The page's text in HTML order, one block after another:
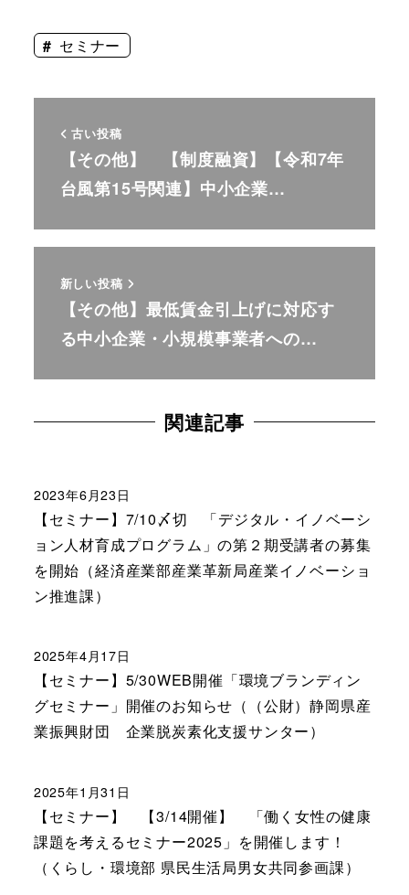
セミナー
古い投稿
【その他】 【制度融資】【令和7年
台風第15号関連】中小企業…
新しい投稿
【その他】最低賃金引上げに対応す
る中小企業・小規模事業者への…
関連記事
【セミナー】7/10〆切 「デジタル・イノベーシ
ョン人材育成プログラム」の第２期受講者の募集
を開始（経済産業部産業革新局産業イノベーショ
ン推進課）
2023年6月23日
【セミナー】5/30WEB開催「環境ブランディン
グセミナー」開催のお知らせ（（公財）静岡県産
業振興財団 企業脱炭素化支援サンター）
2025年4月17日
【セミナー】 【3/14開催】 「働く女性の健康
課題を考えるセミナー2025」を開催します！
（くらし・環境部 県民生活局男女共同参画課）
2025年1月31日